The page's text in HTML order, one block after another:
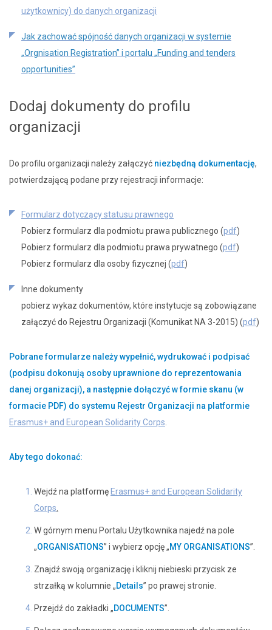
użytkownicy) do danych organizacji
Jak zachować spójność danych organizacji w systemie
„Orgnisation Registration” i portalu „Funding and tenders
opportunities”
Dodaj dokumenty do profilu
organizacji
Do profilu organizacji należy załączyć niezbędną dokumentację,
potwierdzającą podane przy rejestracji informacje:
Formularz dotyczący statusu prawnego
Pobierz formularz dla podmiotu prawa publicznego (pdf)
Pobierz formularz dla podmiotu prawa prywatnego (pdf)
Pobierz formularz dla osoby fizycznej (pdf)
Inne dokumenty
pobierz wykaz dokumentów, które instytucje są zobowiązane
załączyć do Rejestru Organizacji (Komunikat NA 3-2015) (pdf)
Pobrane formularze należy wypełnić, wydrukować i podpisać
(podpisu dokonują osoby uprawnione do reprezentowania
danej organizacji), a następnie dołączyć w formie skanu (w
formacie PDF) do systemu Rejestr Organizacji na platformie
Erasmus+ and European Solidarity Corps
Aby tego dokonać:
Wejdź na platformę Erasmus+ and European Solidarity
Corps
W górnym menu Portalu Użytkownika najedź na pole
„ORGANISATIONS” i wybierz opcję „MY ORGANISATIONS”.
Znajdź swoją organizację i kliknij niebieski przycisk ze
strzałką w kolumnie „Details” po prawej stronie.
Przejdź do zakładki „DOCUMENTS”.